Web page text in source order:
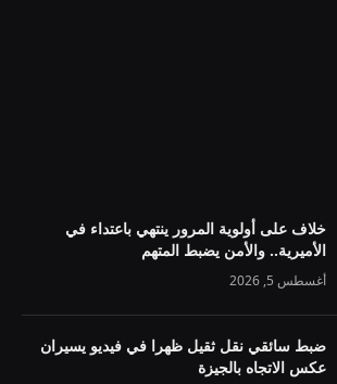
خلاف على أولوية المرور ينتهي باعتداء في
الأميرية.. والأمن يضبط المتهم
أغسطس 5, 2026
ضبط سائقي نقل ثقيل ظهرا في فيديو يسيران
عكس الاتجاه بالجيزة